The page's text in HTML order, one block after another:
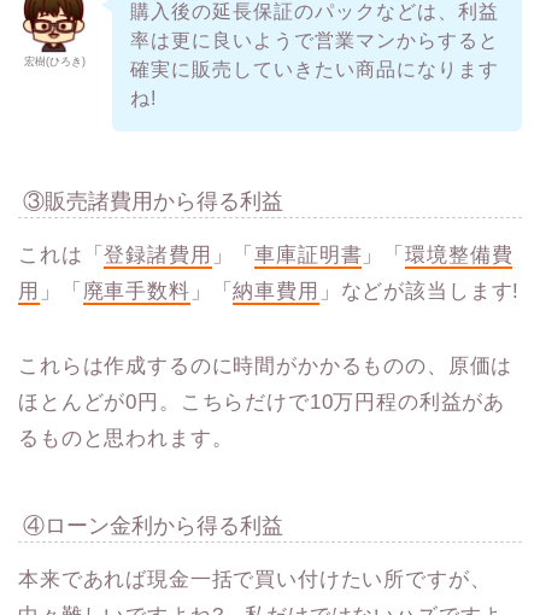
宏樹(ひろき)
購入後の延長保証のパックなどは、利益
率は更に良いようで営業マンからすると
確実に販売していきたい商品になります
ね!
③販売諸費用から得る利益
これは「登録諸費用 」「車庫証明書 」「環境整備費
用 」「 廃車手数料 」「納車費用 」などが該当します!
これらは作成するのに時間がかかるものの、原価は
ほとんどが0円。こちらだけで10万円程の利益があ
るものと思われます。
④ローン金利から得る利益
本来であれば現金一括で買い付けたい所ですが、